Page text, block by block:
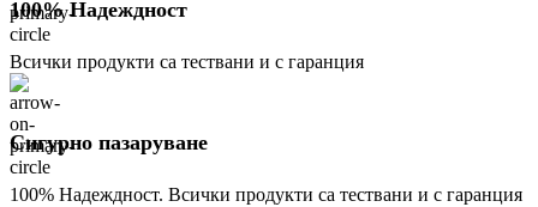
100% Надеждност
Всички продукти са тествани и с гаранция
Сигурно пазаруване
100% Надеждност. Всички продукти са тествани и с гаранция